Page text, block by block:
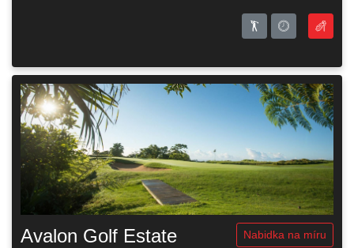
Avalon Golf Estate Nabidka na míru